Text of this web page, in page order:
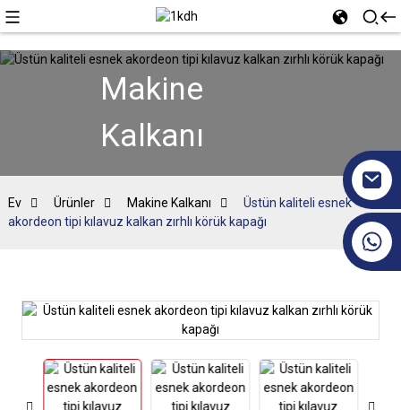
Makine
Kalkanı
Ev Ürünler Makine Kalkanı
Üstün kaliteli esnek
akordeon tipi kılavuz kalkan zırhlı körük kapağı